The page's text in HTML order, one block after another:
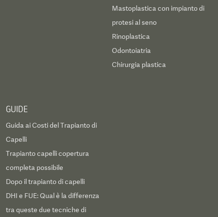
Mastoplastica con impianto di
protesi al seno
Rinoplastica
Odontoiatria
Chirurgia plastica
GUIDE
Guida ai Costi del Trapianto di
Capelli
Trapianto capelli copertura
completa possibile
Dopo il trapianto di capelli
DHI e FUE: Qual è la differenza
tra queste due tecniche di